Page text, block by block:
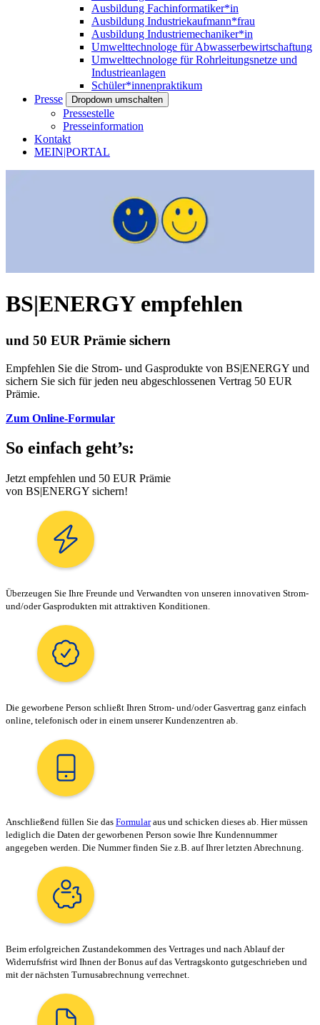
Ausbildung Fachinformatiker*in
Ausbildung Industriekaufmann*frau
Ausbildung Industriemechaniker*in
Umwelttechnologe für Abwasserbewirtschaftung
Umwelttechnologe für Rohrleitungsnetze und
Industrieanlagen
Schüler*innenpraktikum
Presse
Dropdown umschalten
Pressestelle
Presseinformation
Kontakt
MEIN|PORTAL
BS|ENERGY empfehlen
und 50 EUR Prämie sichern
Empfehlen Sie die Strom- und Gasprodukte von BS|ENERGY und
sichern Sie sich für jeden neu abgeschlossenen Vertrag 50 EUR
Prämie.
Zum Online-Formular
So einfach geht’s:
Jetzt empfehlen und 50 EUR Prämie
von BS|ENERGY sichern!
Überzeugen Sie Ihre Freunde und Verwandten von unseren innovativen Strom-
und/oder Gasprodukten mit attraktiven Konditionen.
Die geworbene Person schließt Ihren Strom- und/oder Gasvertrag ganz einfach
online, telefonisch oder in einem unserer Kundenzentren ab.
Anschließend füllen Sie das Formularaus und schicken dieses ab. Hier müssen
lediglich die Daten der geworbenen Person sowie Ihre Kundennummer
angegeben werden. Die Nummer finden Sie z.B. auf Ihrer letzten Abrechnung.
Beim erfolgreichen Zustandekommen des Vertrages und nach Ablauf der
Widerrufsfrist wird Ihnen der Bonus auf das Vertragskonto gutgeschrieben und
mit der nächsten Turnusabrechnung verrechnet.